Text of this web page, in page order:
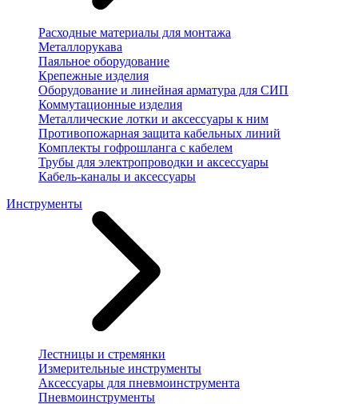
Расходные материалы для монтажа
Металлорукава
Паяльное оборудование
Крепежные изделия
Оборудование и линейная арматура для СИП
Коммутационные изделия
Металлические лотки и аксессуары к ним
Противопожарная защита кабельных линий
Комплекты гофрошланга с кабелем
Трубы для электропроводки и аксессуары
Кабель-каналы и аксессуары
Инструменты
Лестницы и стремянки
Измерительные инструменты
Аксессуары для пневмоинструмента
Пневмоинструменты